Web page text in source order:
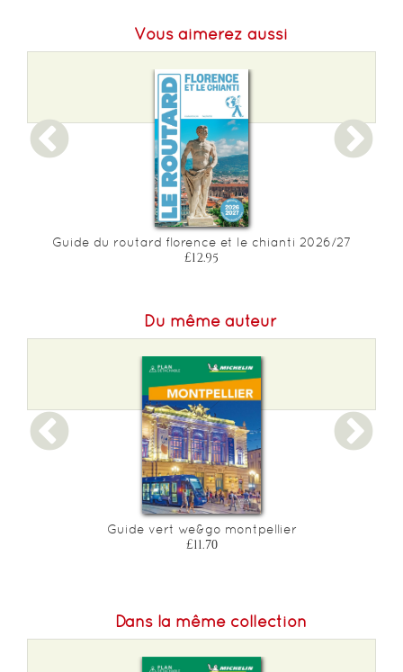
Vous aimerez aussi
Guide du routard florence et le chianti 2026/27
£12.95
Du même auteur
Guide vert we&go montpellier
£11.70
Dans la même collection